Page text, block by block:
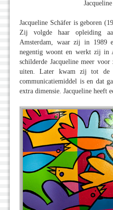
Jacqueline Schäfer is geboren
Zij volgde haar opleiding
Amsterdam, waar zij in 1989
negentig woont en werkt zij in
schilderde Jacqueline meer
uiten. Later kwam zij tot de
communicatiemiddel is en dat
extra dimensie. Jacqueline heeft